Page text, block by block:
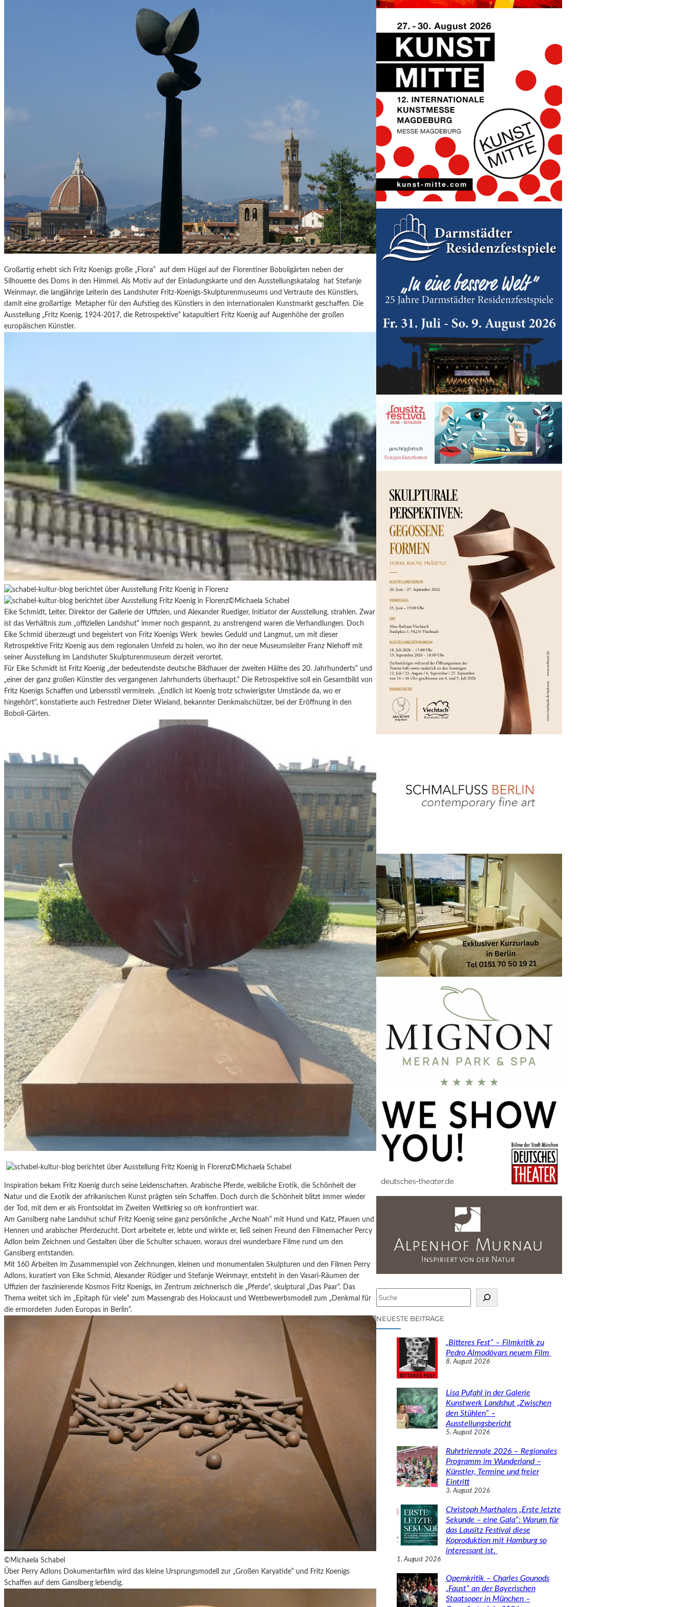
Großartig erhebt sich Fritz Koenigs große „Flora“ auf dem Hügel auf der Florentiner Boboligärten neben der
Silhouette des Doms in den Himmel. Als Motiv auf der Einladungskarte und den Ausstellungskatalog hat Stefanje
Weinmayr, die langjährige Leiterin des Landshuter Fritz-Koenigs-Skulpturenmuseums und Vertraute des Künstlers,
damit eine großartige Metapher für den Aufstieg des Künstlers in den internationalen Kunstmarkt geschaffen. Die
Ausstellung „Fritz Koenig, 1924-2017, die Retrospektive“ katapultiert Fritz Koenig auf Augenhöhe der großen
europäischen Künstler.
©Michaela Schabel
Eike Schmidt, Leiter, Direktor der Gallerie der Uffizien, und Alexander Ruediger, Initiator der Ausstellung, strahlen. Zwar
ist das Verhältnis zum „offiziellen Landshut“ immer noch gespannt, zu anstrengend waren die Verhandlungen. Doch
Eike Schmid überzeugt und begeistert von Fritz Koenigs Werk bewies Geduld und Langmut, um mit dieser
Retrospektive Fritz Koenig aus dem regionalen Umfeld zu holen, wo ihn der neue Museumsleiter Franz Niehoff mit
seiner Ausstellung im Landshuter Skulpturenmuseum derzeit verortet.
Für Eike Schmidt ist Fritz Koenig „der bedeutendste deutsche Bildhauer der zweiten Hälfte des 20. Jahrhunderts“ und
„einer der ganz großen Künstler des vergangenen Jahrhunderts überhaupt.“ Die Retrospektive soll ein Gesamtbild von
Fritz Koenigs Schaffen und Lebensstil vermitteln. „Endlich ist Koenig trotz schwierigster Umstände da, wo er
hingehört“, konstatierte auch Festredner Dieter Wieland, bekannter Denkmalschützer, bei der Eröffnung in den
Boboli-Gärten.
©Michaela Schabel
Inspiration bekam Fritz Koenig durch seine Leidenschaften. Arabische Pferde, weibliche Erotik, die Schönheit der
Natur und die Exotik der afrikanischen Kunst prägten sein Schaffen. Doch durch die Schönheit blitzt immer wieder
der Tod, mit dem er als Frontsoldat im Zweiten Weltkrieg so oft konfrontiert war.
Am Ganslberg nahe Landshut schuf Fritz Koenig seine ganz persönliche „Arche Noah“ mit Hund und Katz, Pfauen und
Hennen und arabischer Pferdezucht. Dort arbeitete er, lebte und wirkte er, ließ seinen Freund den Filmemacher Percy
Adlon beim Zeichnen und Gestalten über die Schulter schauen, woraus drei wunderbare Filme rund um den
Ganslberg entstanden.
Mit 160 Arbeiten im Zusammenspiel von Zeichnungen, kleinen und monumentalen Skulpturen und den Filmen Perry
Adlons, kuratiert von Eike Schmid, Alexander Rüdiger und Stefanje Weinmayr, entsteht in den Vasari-Räumen der
Uffizien der faszinierende Kosmos Fritz Koenigs, im Zentrum zeichnerisch die „Pferde“, skulptural „Das Paar“. Das
Thema weitet sich im „Epitaph für viele“ zum Massengrab des Holocaust und Wettbewerbsmodell zum „Denkmal für
die ermordeten Juden Europas in Berlin“.
©Michaela Schabel
Über Perry Adlons Dokumentarfilm wird das kleine Ursprungsmodell zur „Großen Karyatide“ und Fritz Koenigs
Schaffen auf dem Ganslberg lebendig.
S
u
c
h
NEUESTE BEITRÄGE
„Bitteres Fest“ – Filmkritik zu
Pedro Almodóvars neuem Film
8. August 2026
Lisa Pufahl in der Galerie
Kunstwerk Landshut „Zwischen
den Stühlen“ –
Ausstellungsbericht
5. August 2026
Ruhrtriennale 2026 – Regionales
Programm im Wunderland –
Künstler, Termine und freier
Eintritt
3. August 2026
Christoph Marthalers „Erste letzte
Sekunde – eine Gala“: Warum für
das Lausitz Festival diese
Koproduktion mit Hamburg so
interessant ist.
1. August 2026
Opernkritik – Charles Gounods
„Faust“ an der Bayerischen
Staatsoper in München –